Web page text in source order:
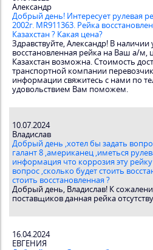
Александр
Добрый день! Интересует рулевая
2002г. MR911363. Рейка
Казахстан ? Какая цена?
Здравствуйте, Александр! В
восстановленная рейка на Ваш а/м,
Казахстан возможна. Стоимость
транспортной компании
информации свяжитесь с нами по
удовольствием Вам поможем.
10.07.2024
Владислав
Добрый день ,хотел бы задать
галант 8 ,американец ,иметься
информация что коррозия эту
вопрос ,сколько будет стоить
стоить восстановленная ?
Добрый день, Владислав! К
поставщиков данная рейка
16.04.2024
ЕВГЕНИЯ